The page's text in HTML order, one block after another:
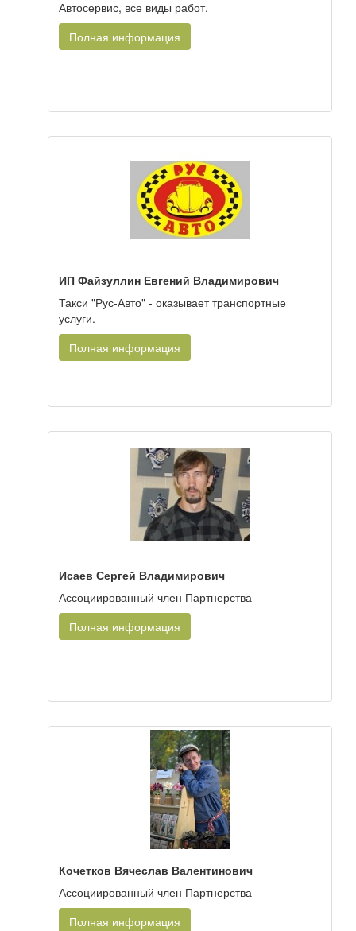
Автосервис, все виды работ.
Полная информация
ИП Файзуллин Евгений Владимирович
Такси "Рус-Авто" - оказывает транспортные
услуги.
Полная информация
Исаев Сергей Владимирович
Ассоциированный член Партнерства
Полная информация
Кочетков Вячеслав Валентинович
Ассоциированный член Партнерства
Полная информация